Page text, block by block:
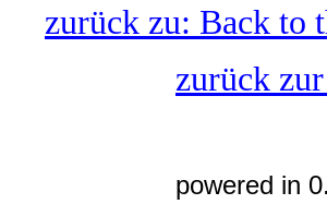
zurück zu: Back to
zurück
powered in